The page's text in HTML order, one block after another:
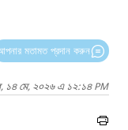
মতামত প্রদান করুন
১৪ মে, ২০২৬ এ ১২:১৪ PM